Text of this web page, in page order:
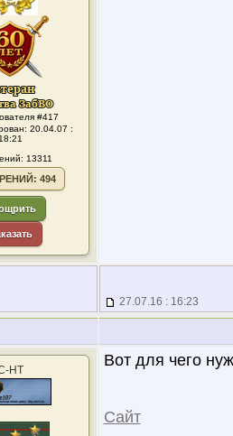
#417
20.04.07 :
18:21
13311
494
27.07.16 : 16:23
НТ
Вот для чего
Сайт